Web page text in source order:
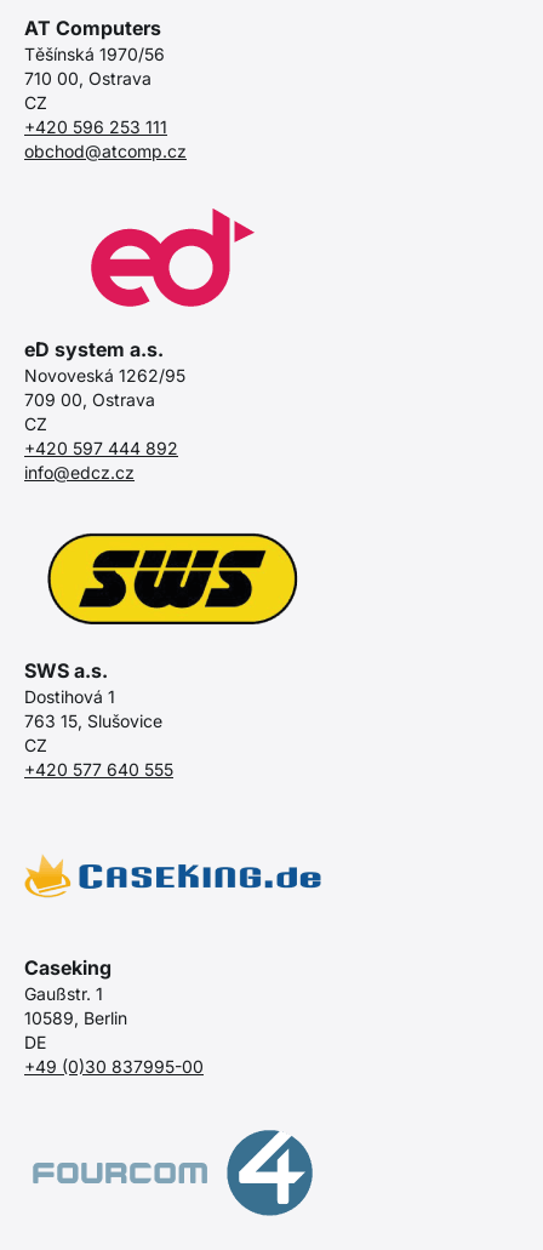
AT Computers
Těšínská 1970/56
710 00, Ostrava
CZ
+420 596 253 111
obchod@atcomp.cz
eD system a.s.
Novoveská 1262/95
709 00, Ostrava
CZ
+420 597 444 892
info@edcz.cz
SWS a.s.
Dostihová 1
763 15, Slušovice
CZ
+420 577 640 555
Caseking
Gaußstr. 1
10589, Berlin
DE
+49 (0)30 837995-00